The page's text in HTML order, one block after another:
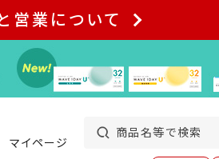
営業について
マイページ